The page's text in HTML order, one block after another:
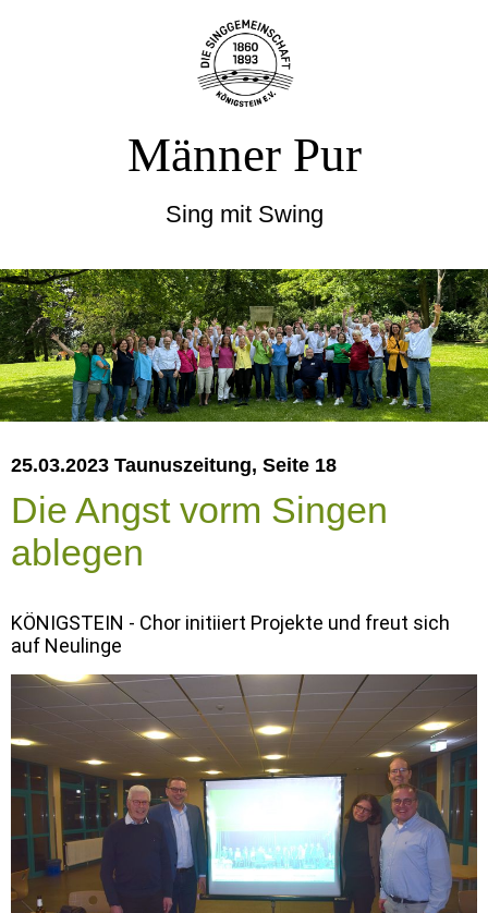
Männer Pur
Sing mit Swing
25.03.2023 Taunuszeitung, Seite 18
Die Angst vorm Singen
ablegen
KÖNIGSTEIN - Chor initiiert Projekte und freut sich
auf Neulinge